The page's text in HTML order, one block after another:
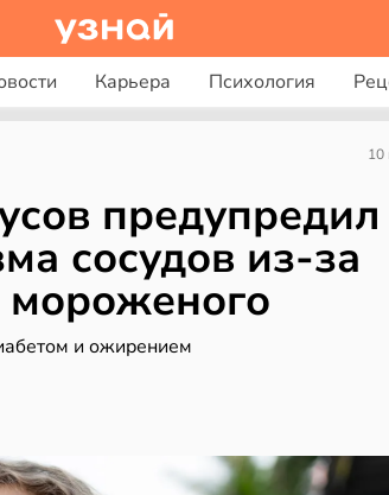
Карьера Психология
10
сосудов из-за
мороженого
и ожирением